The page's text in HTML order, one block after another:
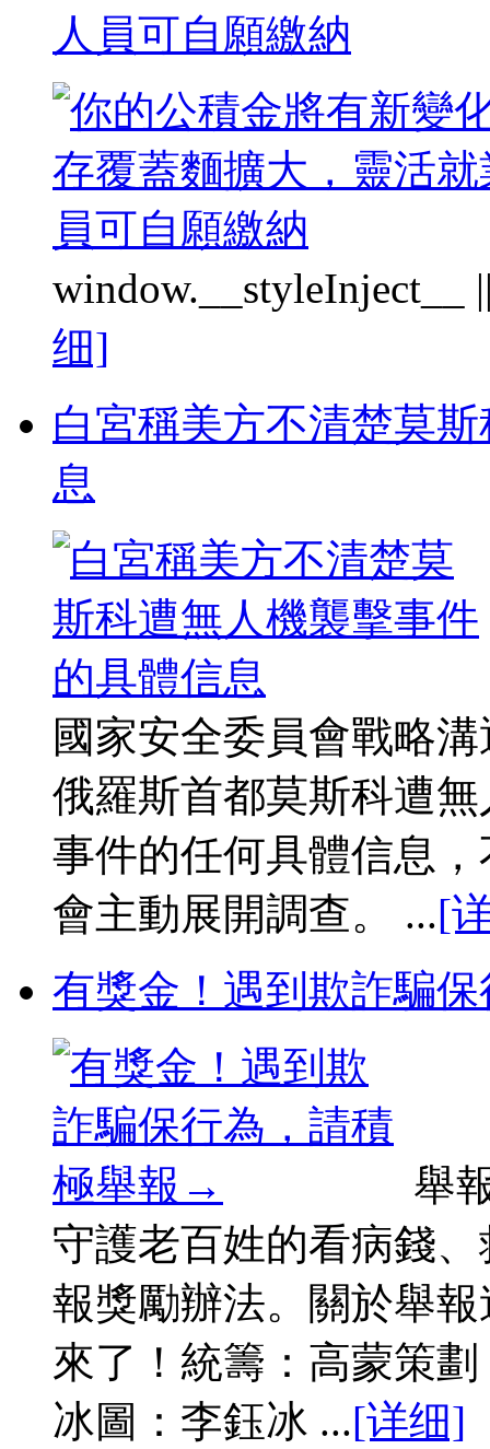
人員可自願繳納
window.__styleInject__
细]
白宮稱美方不清楚莫
息
國家安全委員會戰略
俄羅斯首都莫斯科遭
事件的任何具體信息
會主動展開調查。 ...[
有獎金！遇到欺詐騙
舉
守護老百姓的看病錢
報獎勵辦法。關於舉
來了！統籌：高蒙策
冰圖：李鈺冰 ...[详细]